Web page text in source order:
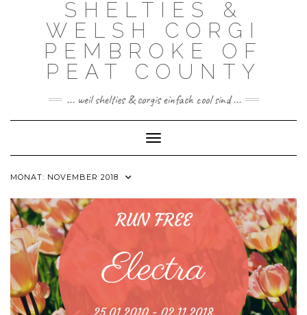
SHELTIES &
WELSH CORGI
PEMBROKE OF
PEAT COUNTY
... weil shelties & corgis einfach cool sind ...
Toggle Navigation
MONAT: NOVEMBER 2018